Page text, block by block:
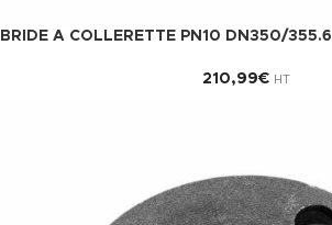
BRIDE A COLLERETTE PN10 DN350/355.6
210,99€ HT